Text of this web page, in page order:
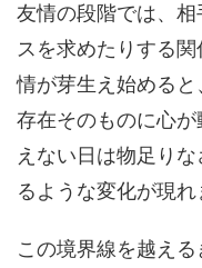
友情の段階では、
スを求めたりする
情が芽生え始める
存在そのものに心
えない日は物足り
るような変化が現れ
この境界線を越える